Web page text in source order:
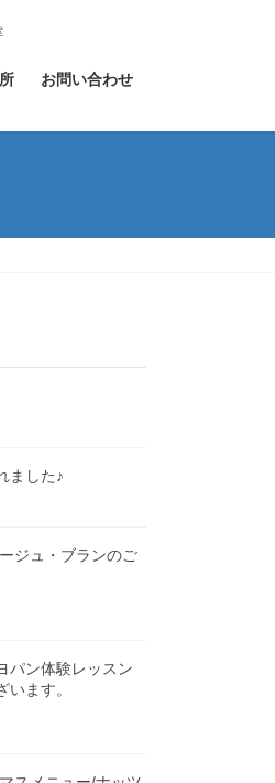
お問い合わせ
ました♪
ジュ・ブランのご
パン体験レッスン
います。